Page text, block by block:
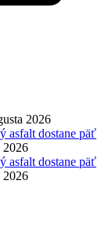
2026
asfalt dostane päť
2026
asfalt dostane päť
2026